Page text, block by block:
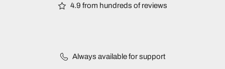
4.9 from hundreds of reviews
Always available for support